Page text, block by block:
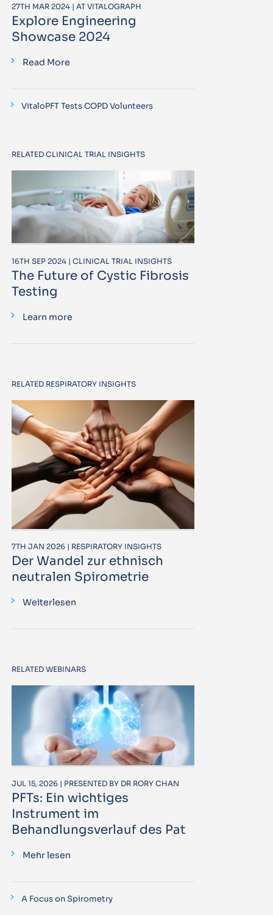
27TH MAR 2024 | AT VITALOGRAPH
Explore Engineering
Showcase 2024
Read More
VitaloPFT Tests COPD Volunteers
RELATED CLINICAL TRIAL INSIGHTS
16TH SEP 2024 | CLINICAL TRIAL INSIGHTS
The Future of Cystic Fibrosis
Testing
Learn more
RELATED RESPIRATORY INSIGHTS
7TH JAN 2026 | RESPIRATORY INSIGHTS
Der Wandel zur ethnisch
neutralen Spirometrie
Weiterlesen
RELATED WEBINARS
JUL 15, 2026 | PRESENTED BY DR RORY CHAN
PFTs: Ein wichtiges
Instrument im
Behandlungsverlauf des Pat
Mehr lesen
A Focus on Spirometry